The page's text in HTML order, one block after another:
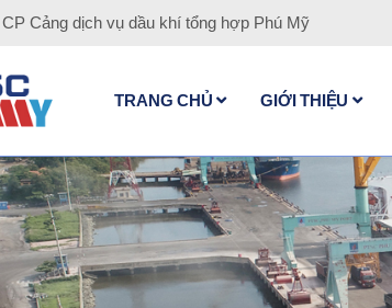
Cảng dịch vụ dầu khí tổng hợp Phú Mỹ
TRANG CHỦ GIỚI THIỆU